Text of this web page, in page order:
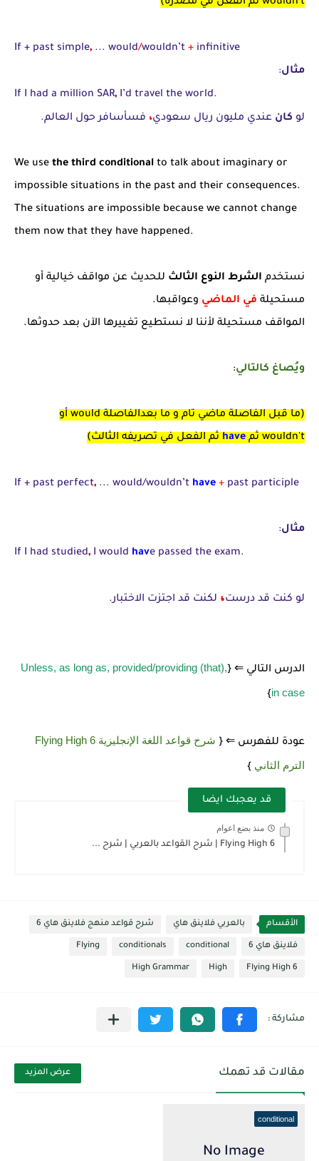
If + past simple, ... would/wouldn’t + infinitive
مثال:
If I had a million SAR, I’d travel the world.
لو كان عندي مليون ريال سعودي، فسأسافر حول العالم.
We use the third conditional to talk about imaginary or
impossible situations in the past and their consequences.
The situations are impossible because we cannot change
them now that they have happened.
نستخدم الشرط النوع الثالث للحديث عن مواقف خيالية أو
مستحيلة في الماضي وعواقبها.
المواقف مستحيلة لأننا لا نستطيع تغييرها الآن بعد حدوثها.
ويُصاغ كالتالي:
(ما قبل الفاصلة ماضي تام و ما بعدالفاصلة would أو
wouldn't ثم
have ثم الفعل في تصريفه الثالث)
If + past perfect, ... would/wouldn’t have + past participle
مثال:
If I had studied, I would have passed the exam.
لو كنت قد درست، لكنت قد اجتزت الاختبار.
الدرس التالي ⇐ {Unless, as long as, provided/providing (that),
in case
}
عودة للفهرس ⇐ { شرح قواعد اللغة الإنجليزية 6 Flying High
الترم الثاني }
قد يعجبك ايضا
منذ بضع اعوام
Flying High 6 | شرح القواعد بالعربي | شرح ...
الأقسام بالعربي فلاينق هاي شرح قواعد منهج فلاينق هاي 6
فلاينق هاي 6 conditional
conditionals
Flying
Flying High 6
High
High Grammar
مقالات قد تهمك عرض المزيد
conditional